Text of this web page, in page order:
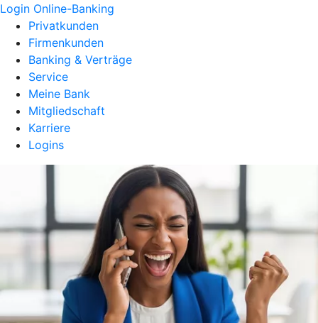
Login Online-Banking
Privatkunden
Firmenkunden
Banking & Verträge
Service
Meine Bank
Mitgliedschaft
Karriere
Logins